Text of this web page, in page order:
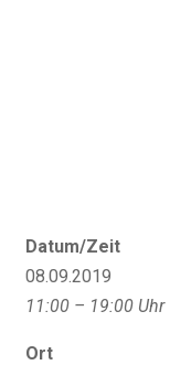
Datum/Zeit
08.09.2019
11:00 – 19:00 Uhr
Ort